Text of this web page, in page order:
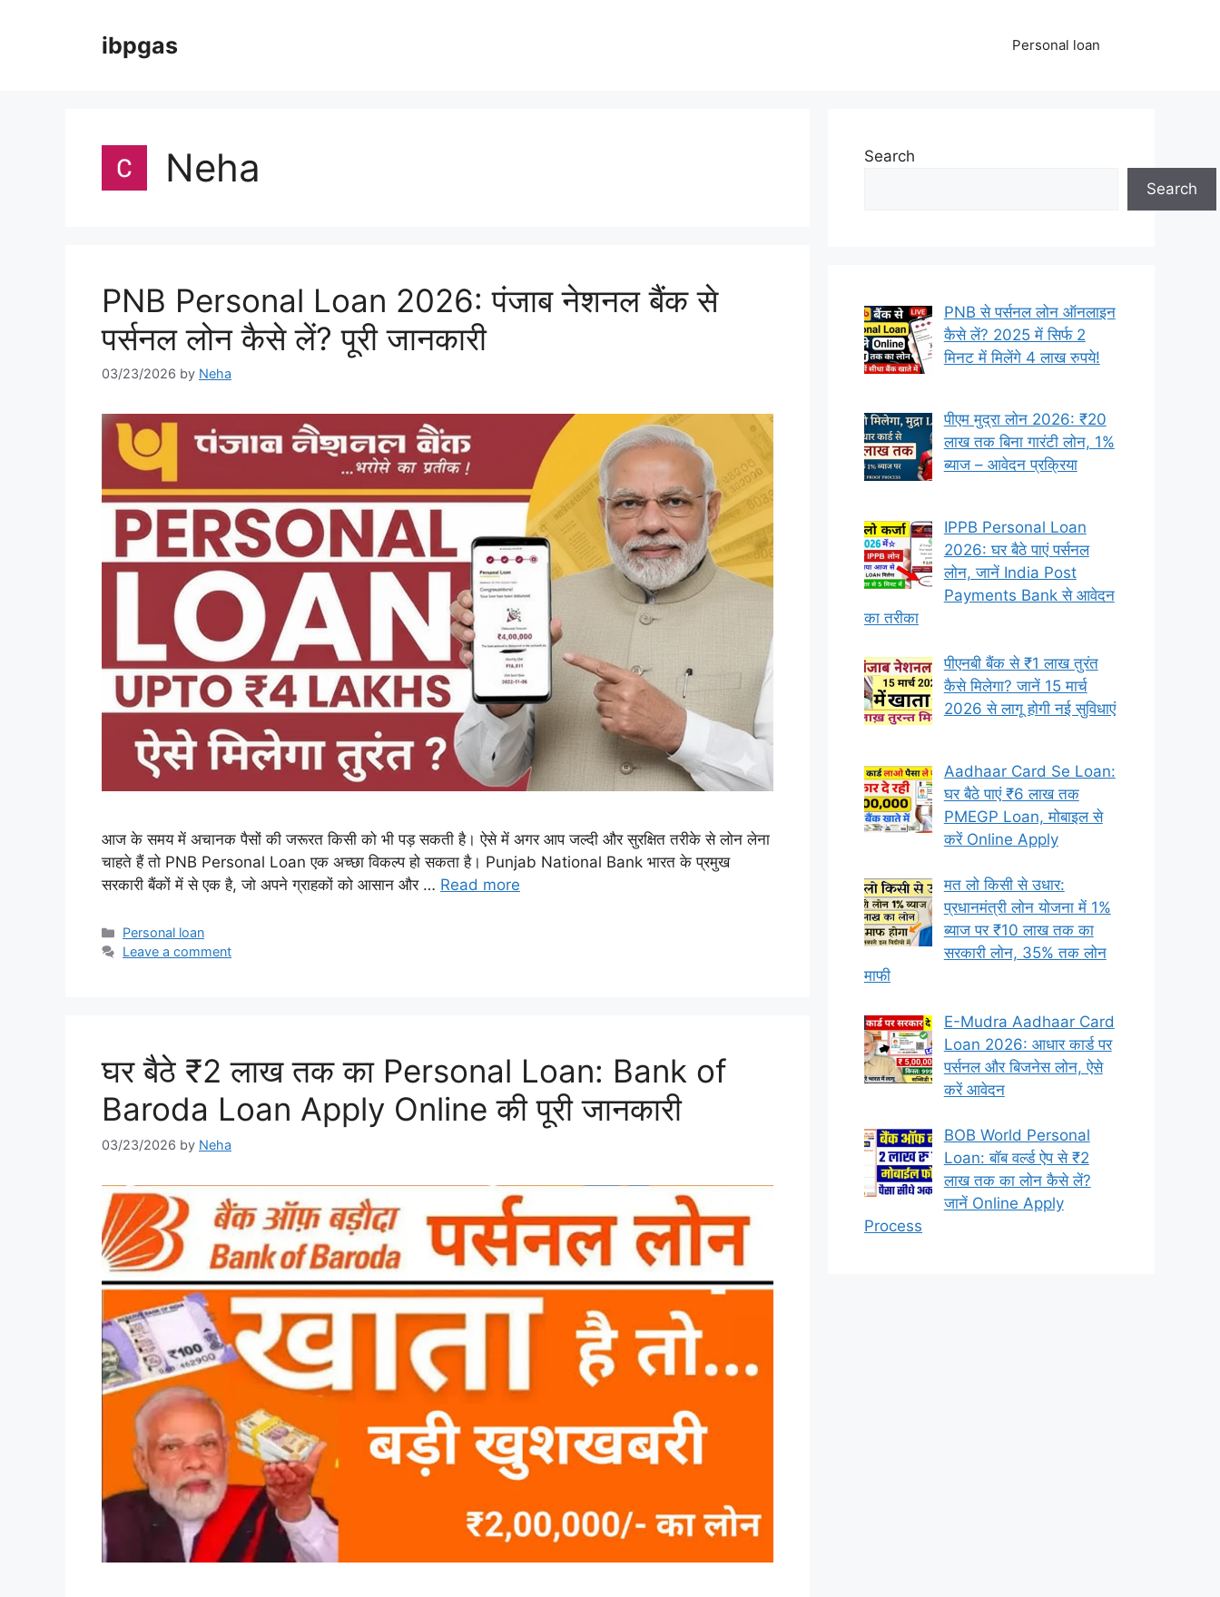
ibpgas Personal loan
Neha
PNB Personal Loan 2026: पंजाब नेशनल बैंक से
पर्सनल लोन कैसे लें? पूरी जानकारी
03/23/2026 by Neha
आज के समय में अचानक पैसों की जरूरत किसी को भी पड़ सकती है। ऐसे में अगर आप जल्दी और सुरक्षित तरीके से लोन लेना
चाहते हैं तो PNB Personal Loan एक अच्छा विकल्प हो सकता है। Punjab National Bank भारत के प्रमुख
सरकारी बैंकों में से एक है, जो अपने ग्राहकों को आसान और … Read more
Categories
Personal loan
Leave a comment
घर बैठे ₹2 लाख तक का Personal Loan: Bank of
Baroda Loan Apply Online की पूरी जानकारी
03/23/2026 by Neha
Search
Search
PNB से पर्सनल लोन ऑनलाइन
कैसे लें? 2025 में सिर्फ 2
मिनट में मिलेंगे 4 लाख रुपये!
पीएम मुद्रा लोन 2026: ₹20
लाख तक बिना गारंटी लोन, 1%
ब्याज – आवेदन प्रक्रिया
IPPB Personal Loan
2026: घर बैठे पाएं पर्सनल
लोन, जानें India Post
Payments Bank से आवेदन
का तरीका
पीएनबी बैंक से ₹1 लाख तुरंत
कैसे मिलेगा? जानें 15 मार्च
2026 से लागू होगी नई सुविधाएं
Aadhaar Card Se Loan:
घर बैठे पाएं ₹6 लाख तक
PMEGP Loan, मोबाइल से
करें Online Apply
मत लो किसी से उधार:
प्रधानमंत्री लोन योजना में 1%
ब्याज पर ₹10 लाख तक का
सरकारी लोन, 35% तक लोन
माफी
E-Mudra Aadhaar Card
Loan 2026: आधार कार्ड पर
पर्सनल और बिजनेस लोन, ऐसे
करें आवेदन
BOB World Personal
Loan: बॉब वर्ल्ड ऐप से ₹2
लाख तक का लोन कैसे लें?
जानें Online Apply
Process